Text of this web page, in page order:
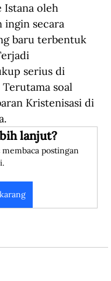
Istana oleh
ingin secara
baru terbentuk
serius di
soal
Kristenisasi di
lanjut?
postingan